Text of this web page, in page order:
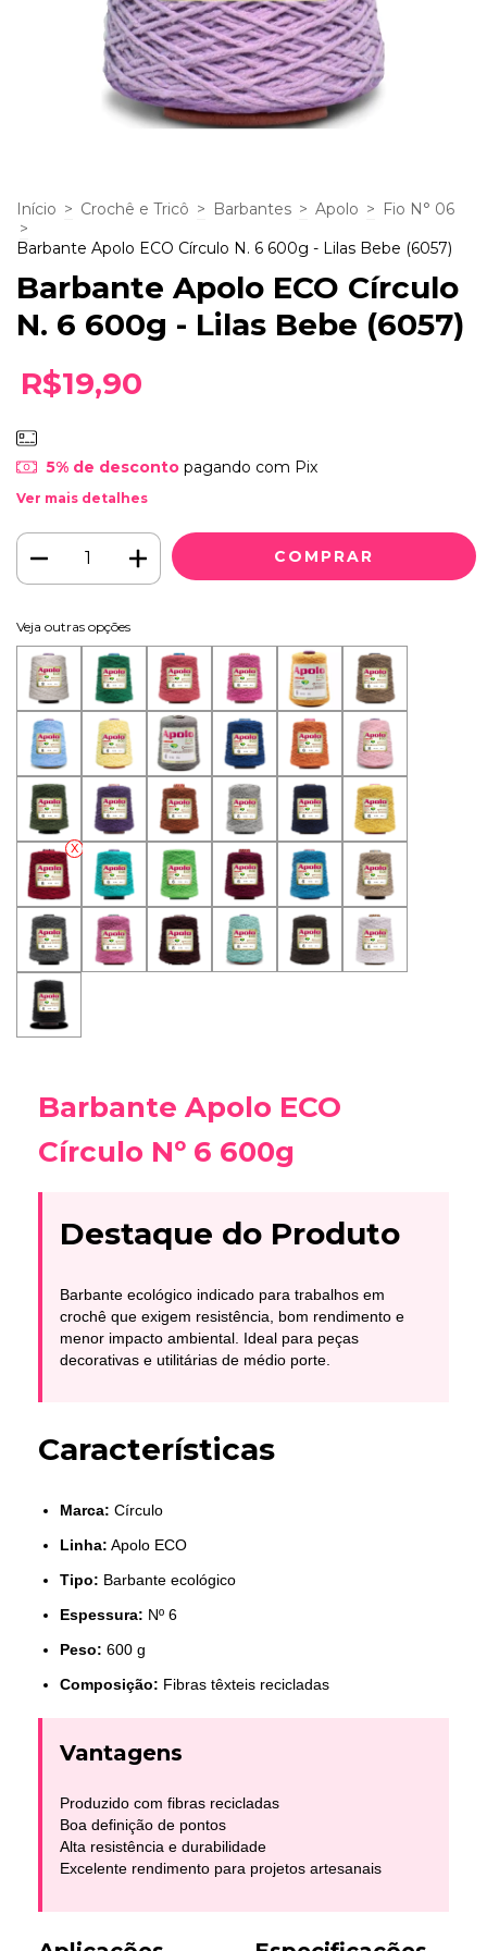
Início > Crochê e Tricô > Barbantes > Apolo > Fio N° 06
>
Barbante Apolo ECO Círculo N. 6 600g - Lilas Bebe (6057)
Barbante Apolo ECO Círculo
N. 6 600g - Lilas Bebe (6057)
R$19,90
5% de descontopagando com Pix
Ver mais detalhes
Veja outras opções
Barbante Apolo ECO
Círculo Nº 6 600g
Destaque do Produto
Barbante ecológico indicado para trabalhos em
crochê que exigem resistência, bom rendimento e
menor impacto ambiental. Ideal para peças
decorativas e utilitárias de médio porte.
Características
Marca: Círculo
Linha: Apolo ECO
Tipo: Barbante ecológico
Espessura: Nº 6
Peso: 600 g
Composição: Fibras têxteis recicladas
Vantagens
Produzido com fibras recicladas
Boa definição de pontos
Alta resistência e durabilidade
Excelente rendimento para projetos artesanais